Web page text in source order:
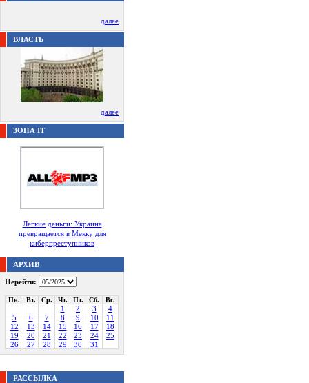
далее
ВЛАСТЬ
далее
ЗОНА IT
Легкие деньги: Украина
превращается в Мекку для
киберпреступников
АРХИВ
Перейти:
Пн. Вт. Ср. Чт. Пт. Сб. Вс.
1 2 3
4
5
6 7 8 9 10
11
12
13 14 15 16 17
18
19
20 21 22 23 24
25
26
27 28 29 30 31
РАССЫЛКА